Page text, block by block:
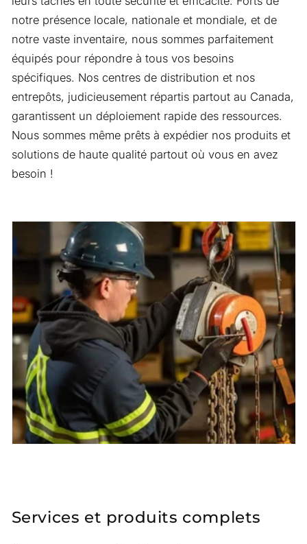
notre présence locale, nationale et mondiale, et de
notre vaste inventaire, nous sommes parfaitement
équipés pour répondre à tous vos besoins
spécifiques. Nos centres de distribution et nos
entrepôts, judicieusement répartis partout au Canada,
garantissent un déploiement rapide des ressources.
Nous sommes même prêts à expédier nos produits et
solutions de haute qualité partout où vous en avez
besoin !
Services et produits complets